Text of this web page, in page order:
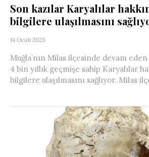
Son kazılar Karyalılar
bilgilere ulaşılmasını
14 Ocak 2023
Muğla’nın Milas ilçesinde devam
4 bin yıllık geçmişe sahip Karyalılar
bilgilere ulaşılmasını sağlıyor. Milas